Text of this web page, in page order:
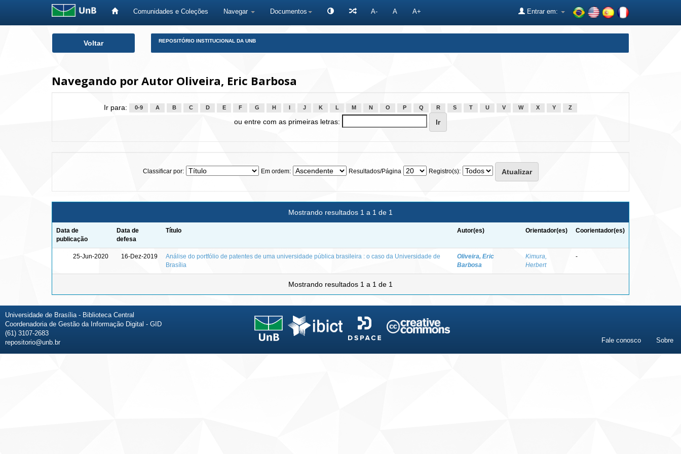
Comunidades e Coleções Navegar Documentos A- A A+ Entrar em:
Voltar REPOSITÓRIO INSTITUCIONAL DA UNB
Navegando por Autor Oliveira, Eric Barbosa
Ir para: 0-9 A B C D E F G H J K L M N O P Q R S T U V W X Y Z
ou entre com as primeiras letras:
Classificar por: Em ordem: Resultados/Página Registro(s):
Mostrando resultados 1 a 1 de 1
Data de
publicação
Data de
defesa
Título Autor(es) Orientador(es) Coorientador(es)
25-Jun-2020 16-Dez-2019
Análise do portfólio de patentes de uma universidade pública brasileira : o caso da Universidade de
Brasília
Oliveira, Eric
Barbosa
Kimura,
Herbert
-
Mostrando resultados 1 a 1 de 1
Universidade de Brasília - Biblioteca Central
Coordenadoria de Gestão da Informação Digital - GID
(61) 3107-2683
repositorio@unb.br
Fale conosco Sobre